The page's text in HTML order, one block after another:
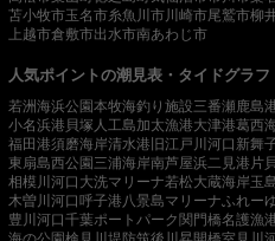
苫小牧市玉名市糸魚川市 川崎市尾鷲市柳
上越市倉敷市出水市南あわじ市
人気ポイントの潮見表・タイドグラフ
若洲海浜公園本牧海釣り施設三番瀬 鹿島
小名浜港 貝塚人工島加太漁港大津港葛西
福田港須磨海岸清水港 旧江戸川河口 新舞
東扇島西公園三浦海岸南芦屋浜二見港 片
相模川河口 大洗マリーナ若松大蔵海岸玉
木曽川河口呼子港 八景島マリーナふれー
豊川河口千葉ポートパーク関門橋名護漁